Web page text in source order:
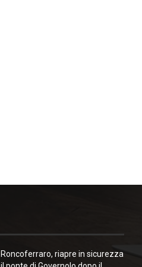
Roncoferraro, riapre in sicurezza